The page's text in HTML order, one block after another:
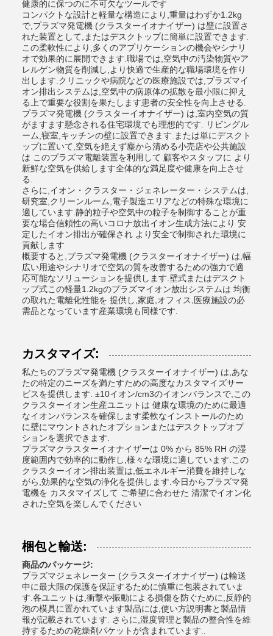
健康的に保つのに不可欠なツールです
コンパクトな設計と軽量な構造により,重量はわずか1.2kg
で,プラズマ発電機 (クラスターイオナイザー) は壁に設置さ
れた装置として,またはデスクトップに簡単に設置できます.
この柔軟性により,多くのアプリケーションの機会やシナリ
オで効果的に展開できます.職場では,空気中の汚染物質やア
レルゲン物質を削減し,より快適で生産的な職場環境を作り
出します.クリニックや病院などの医療施設では,プラズマイ
オン排出システムは,空気中の病原体の拡散を最小限に抑え
る上で重要な役割を果たします患者の安全性を向上させる.
プラズマ発電機 (クラスターイオナイザー) は,室内空気の質
がますます懸念される住宅環境でも理想的です. リビングル
ーム,寝室,キッチンの壁に設置できます.または単にデスクト
ップに置いて,空気を絶えず塵から清める小売店や公共施設
は このプラズマ電離装置を利用して 顧客やスタッフに より
新鮮な空気を供給します全体的な満足度や健康を向上させ
る.
さらに,イオン・クラスター・ジェネレーター・システムは,
研究室,クリーンルーム,電子製造エリアなどの特殊な環境に
適しています.静的粒子や空気中の粒子を制御することが重
要な場合信頼性の高いコロナ放出イオン生成方法により 安
定したイオン排出が確保され より安全で制御された環境に
貢献します
概要すると,プラズマ発電機 (クラスターイオナイザー) は,幅
広い用途やシナリオで空気の質を改善するための強力で適
応可能なソリューションを提供します.壁式またはデスクト
ップ式この軽量1.2kgのプラズマイオン放出システムは 均衡
の取れた電離化性能を 提供し,家庭,オフィス,医療施設の必
需品となっています産業環境も同様です.
カスタマイズ:
私たちのプラズマ発電機 (クラスターイオナイザー) は,あな
たの特定のニーズを満たすための高度なカスタマイズサー
ビスを提供します. ±10イオン/cm3のイオンバランスで,この
クラスターイオン生産ユニットは 健康な環境のために最適
なイオンバランスを確保します柔軟なインストールのため
に壁にマウントされたオプションまたはデスクトップオプ
ションを選択できます.
プラズマクラスターイオナイザーは 0% から 85% RH の湿
度範囲内で効率的に動作し,様々な環境に適しています.この
クラスターイオン排出装置は,低エネルギー消費を維持しな
がら,効果的な空気の浄化を提供します.今日からプラズマ発
電機を カスタマイズして ご希望に合わせた 清潔でイオン化
された空気を楽しんでください
梱包と輸送:
商品のパッケージ:
プラズマジェネレーター (クラスターイオナイザー) は輸送
中に最大限の保護を保証するために慎重に包装されていま
す.各ユニットは,衝撃や振動による損傷を防ぐために,反静的
泡の模具に置かれています製品には,使い方説明書と製品情
報が記載されています. さらに,湿度管理と製品の整合性を維
持するための乾燥剤パケットが含まれています..